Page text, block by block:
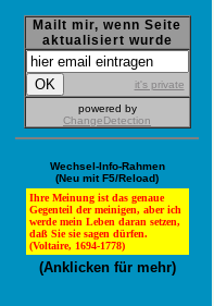
Mailt mir, wenn Seite
aktualisiert wurde
it's private
powered by
ChangeDetection
Wechsel-Info-Rahmen
(Neu mit F5/Reload)
Ihre Meinung ist das genaue
Gegenteil der meinigen, aber ich
werde mein Leben daran setzen,
daß Sie sie sagen dürfen.
(Voltaire, 1694-1778)
(Anklicken für mehr)